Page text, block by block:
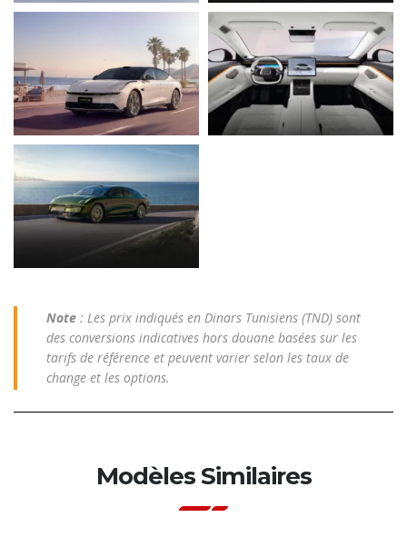
Note : Les prix indiqués en Dinars Tunisiens (TND) sont
des conversions indicatives hors douane basées sur les
tarifs de référence et peuvent varier selon les taux de
change et les options.
Modèles Similaires